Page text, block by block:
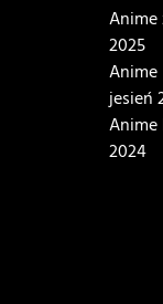
Anime
2025
Anime
jesień
2024